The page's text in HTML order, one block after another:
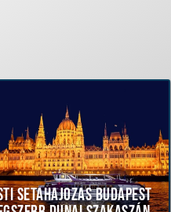
sétahajózás Budapest